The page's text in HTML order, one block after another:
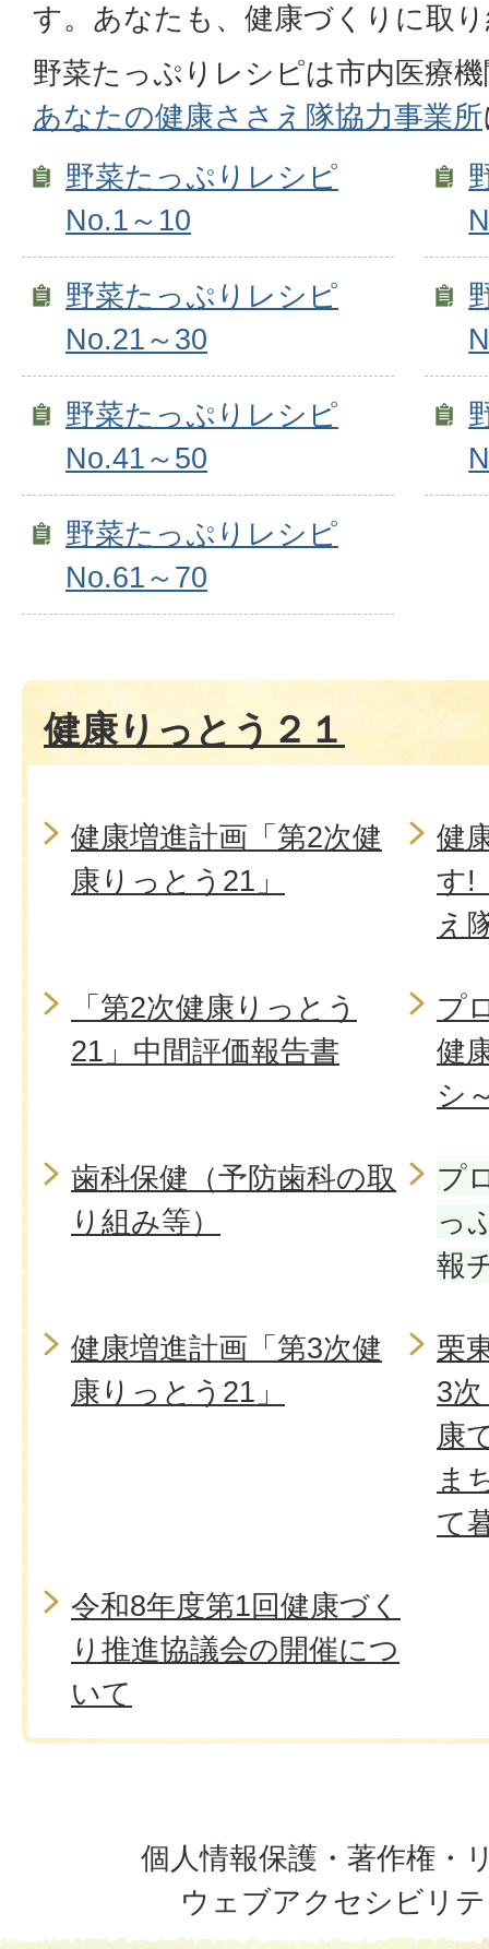
す。あなたも、健康づくりに取
野菜たっぷりレシピは市内医療
あなたの健康ささえ隊協力事業所
野菜たっぷりレシピ
No.1～10
野菜たっぷりレシピ
No.21～30
野菜たっぷりレシピ
No.41～50
野菜たっぷりレシピ
No.61～70
健康りっとう２１
健康増進計画「第2次健
康りっとう21」
健
す!
え
「第2次健康りっとう
21」中間評価報告書
プ
健
シ
歯科保健（予防歯科の取
り組み等）
プ
っ
報
健康増進計画「第3次健
康りっとう21」
栗
3
康
ま
て
令和8年度第1回健康づく
り推進協議会の開催につ
いて
個人情報保護・著作権・
ウェブアクセシビリ